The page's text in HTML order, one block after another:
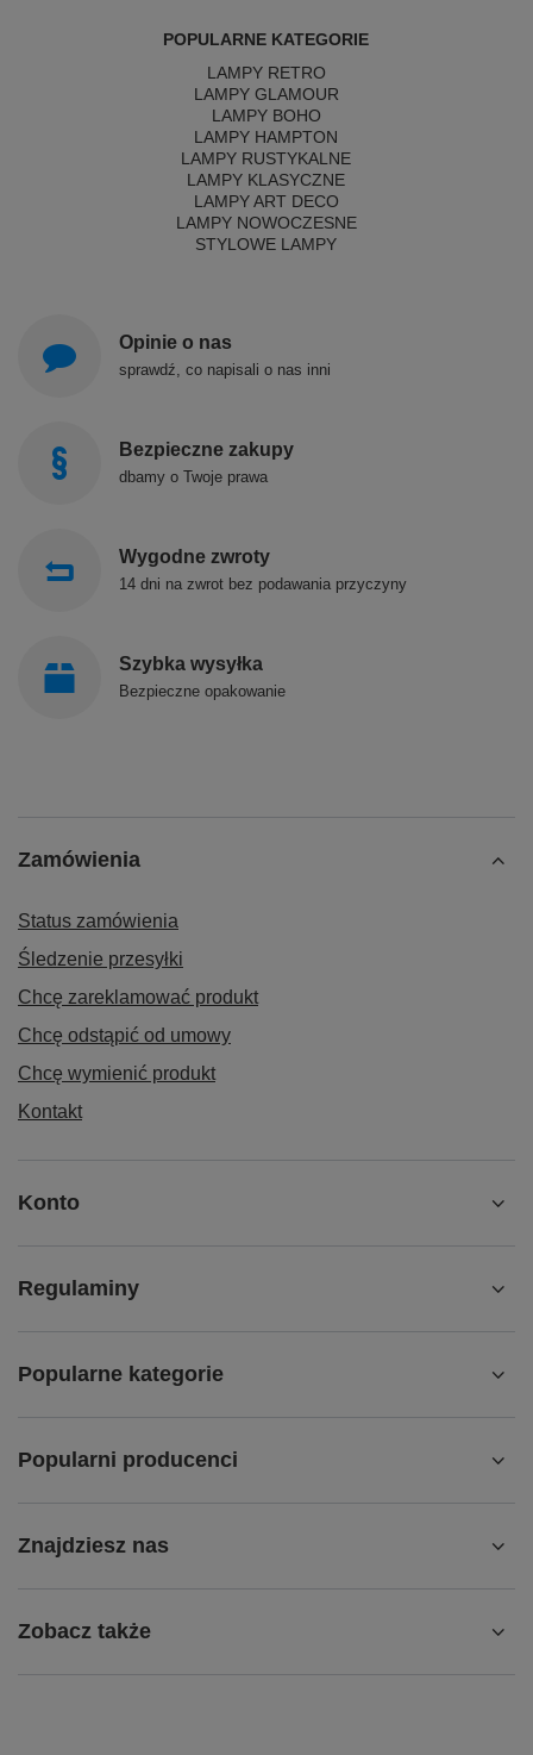
POPULARNE KATEGORIE
LAMPY RETRO
LAMPY GLAMOUR
LAMPY BOHO
LAMPY HAMPTON
LAMPY RUSTYKALNE
LAMPY KLASYCZNE
LAMPY ART DECO
LAMPY NOWOCZESNE
STYLOWE LAMPY
Opinie o nas
sprawdź, co napisali o nas inni
Bezpieczne zakupy
dbamy o Twoje prawa
Wygodne zwroty
14 dni na zwrot bez podawania przyczyny
Szybka wysyłka
Bezpieczne opakowanie
Zamówienia
Status zamówienia
Śledzenie przesyłki
Chcę zareklamować produkt
Chcę odstąpić od umowy
Chcę wymienić produkt
Kontakt
Konto
Regulaminy
Popularne kategorie
Popularni producenci
Znajdziesz nas
Zobacz także